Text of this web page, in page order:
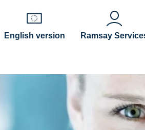
English version
Ramsay